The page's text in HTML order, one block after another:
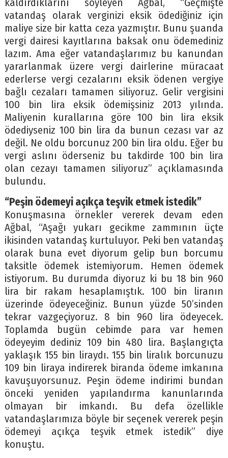
kaldırdıklarını söyleyen Ağbal, “Geçmişte
vatandaş olarak verginizi eksik ödediğiniz için
maliye size bir katta ceza yazmıştır. Bunu şuanda
vergi dairesi kayıtlarına baksak onu ödemediniz
lazım. Ama eğer vatandaşlarımız bu kanundan
yararlanmak üzere vergi dairlerine müracaat
ederlerse vergi cezalarını eksik ödenen vergiye
bağlı cezaları tamamen siliyoruz. Gelir vergisini
100 bin lira eksik ödemişsiniz 2013 yılında.
Maliyenin kurallarına göre 100 bin lira eksik
ödediyseniz 100 bin lira da bunun cezası var az
değil. Ne oldu borcunuz 200 bin lira oldu. Eğer bu
vergi aslını öderseniz bu takdirde 100 bin lira
olan cezayı tamamen siliyoruz” açıklamasında
bulundu.
“Peşin ödemeyi açıkça teşvik etmek istedik”
Konuşmasına örnekler vererek devam eden
Ağbal, “Aşağı yukarı gecikme zammının üçte
ikisinden vatandaş kurtuluyor. Peki ben vatandaş
olarak buna evet diyorum gelip bun borcumu
taksitle ödemek istemiyorum. Hemen ödemek
istiyorum. Bu durumda diyoruz ki bu 18 bin 960
lira bir rakam hesaplamıştık. 100 bin liranın
üzerinde ödeyeceğiniz. Bunun yüzde 50’sinden
tekrar vazgeçiyoruz. 8 bin 960 lira ödeyecek.
Toplamda bugün cebimde para var hemen
ödeyeyim dediniz 109 bin 480 lira. Başlangıçta
yaklaşık 155 bin liraydı. 155 bin liralık borcunuzu
109 bin liraya indirerek biranda ödeme imkanına
kavuşuyorsunuz. Peşin ödeme indirimi bundan
önceki yeniden yapılandırma kanunlarında
olmayan bir imkandı. Bu defa özellikle
vatandaşlarımıza böyle bir seçenek vererek peşin
ödemeyi açıkça teşvik etmek istedik” diye
konuştu.